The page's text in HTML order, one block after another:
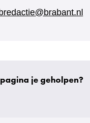
je geholpen?